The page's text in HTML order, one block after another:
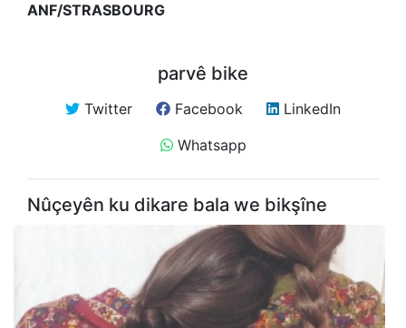
ANF/STRASBOURG
parvê bike
Twitter Facebook
LinkedIn
Whatsapp
Nûçeyên ku dikare bala we bikşîne